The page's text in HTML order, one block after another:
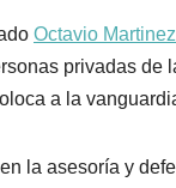
Octavio
privadas de
a la
la asesoría y